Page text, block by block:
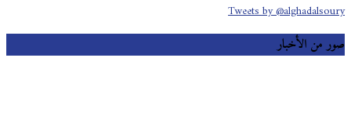
Tweets by @alghadalsoury
صور من الأخبار